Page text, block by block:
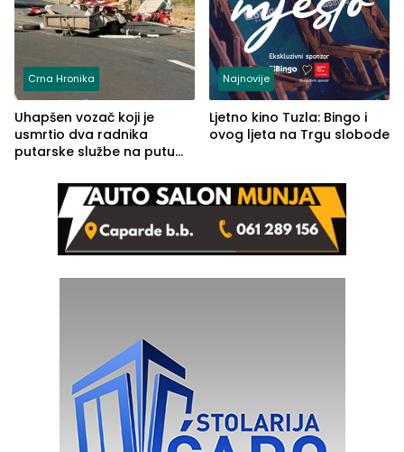
Crna Hronika
Uhapšen vozač koji je
usmrtio dva radnika
putarske službe na putu
(FOTO)
Najnovije
Ljetno kino Tuzla: Bingo i
ovog ljeta na Trgu slobode